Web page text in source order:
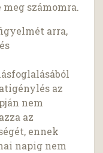
számomra.
arra,
az
nem
az
ennek
napig nem